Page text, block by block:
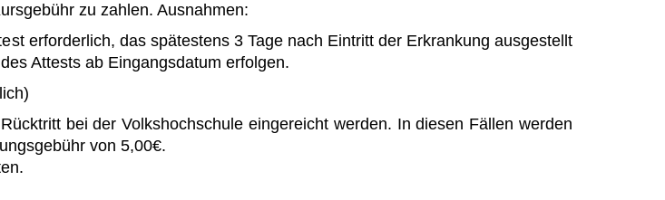
zu zahlen. Ausnahmen:
erforderlich, das spätestens 3 Tage nach Eintritt der Erkrankung ausgestellt
Attests ab Eingangsdatum erfolgen.
bei der Volkshochschule eingereicht werden. In diesen Fällen werden
von 5,00€.